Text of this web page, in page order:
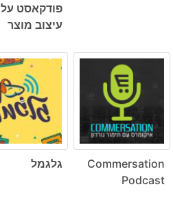
פודקאסט על
עיצוב מוצר
Commersation
Podcast
גלגמל